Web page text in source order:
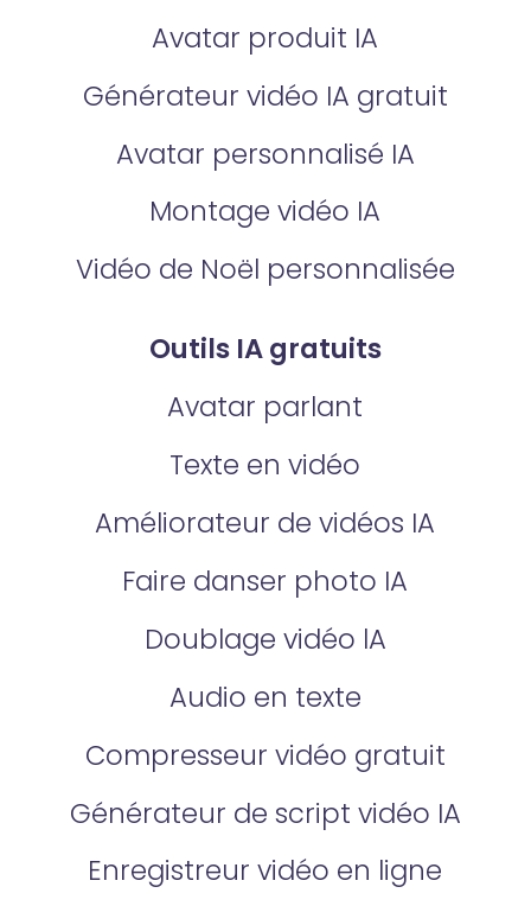
Avatar produit IA
Générateur vidéo IA gratuit
Avatar personnalisé IA
Montage vidéo IA
Vidéo de Noël personnalisée
Outils IA gratuits
Avatar parlant
Texte en vidéo
Améliorateur de vidéos IA
Faire danser photo IA
Doublage vidéo lA
Audio en texte
Compresseur vidéo gratuit
Générateur de script vidéo IA
Enregistreur vidéo en ligne